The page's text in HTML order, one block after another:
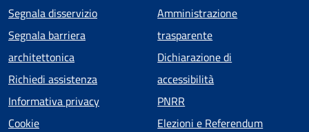
Segnala disservizio
Segnala barriera
architettonica
Richiedi assistenza
Informativa privacy
Cookie
Amministrazione
trasparente
Dichiarazione di
accessibilità
PNRR
Elezioni e Referendum